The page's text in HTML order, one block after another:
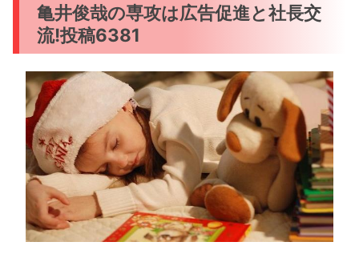
亀井俊哉の専攻は広告促進と社長交
流!投稿6381